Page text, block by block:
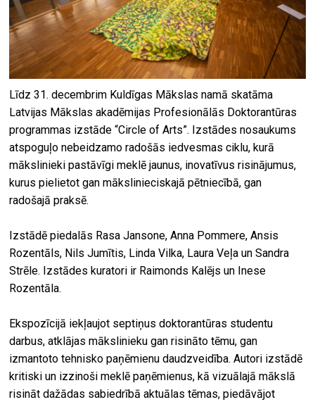
Līdz 31. decembrim Kuldīgas Mākslas namā skatāma
Latvijas Mākslas akadēmijas Profesionālās Doktorantūras
programmas izstāde “Circle of Arts”. Izstādes nosaukums
atspoguļo nebeidzamo radošās iedvesmas ciklu, kurā
mākslinieki pastāvīgi meklē jaunus, inovatīvus risinājumus,
kurus pielietot gan mākslinieciskajā pētniecībā, gan
radošajā praksē.
Izstādē piedalās Rasa Jansone, Anna Pommere, Ansis
Rozentāls, Nils Jumītis, Linda Vilka, Laura Veļa un Sandra
Strēle. Izstādes kuratori ir Raimonds Kalējs un Inese
Rozentāla.
Ekspozīcijā iekļaujot septiņus doktorantūras studentu
darbus, atklājas mākslinieku gan risināto tēmu, gan
izmantoto tehnisko paņēmienu daudzveidība. Autori izstādē
kritiski un izzinoši meklē paņēmienus, kā vizuālajā mākslā
risināt dažādas sabiedrībā aktuālas tēmas, piedāvājot